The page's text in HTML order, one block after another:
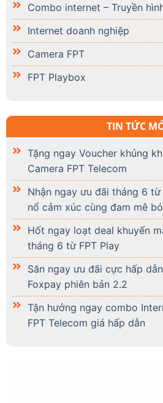
Combo internet – Truyền
Internet doanh nghiệp
Camera FPT
FPT Playbox
TIN TỨC
Tặng ngay Voucher khủng
Camera FPT Telecom
Nhận ngay ưu đãi tháng 6 từ
nổ cảm xúc cùng đam mê
Hốt ngay loạt deal khuyến
tháng 6 từ FPT Play
Săn ngay ưu đãi cực hấp
Foxpay phiên bản 2.2
Tận hưởng ngay combo
FPT Telecom giá hấp dẫn